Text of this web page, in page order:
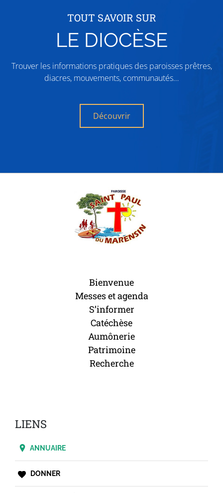
TOUT SAVOIR SUR
LE DIOCÈSE
Trouver les informations pratiques des paroisses prêtres,
diacres, mouvements, communautés…
Découvrir
Bienvenue
Messes et agenda
S’informer
Catéchèse
Aumônerie
Patrimoine
Recherche
LIENS
ANNUAIRE
DONNER